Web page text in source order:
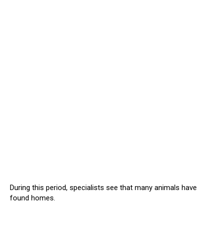
During this period, specialists see that many animals have
found homes.